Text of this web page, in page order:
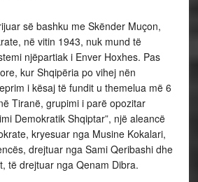
së bashku me Skënder Muçon,
në vitin 1943, nuk mund të
njëpartiak i Enver Hoxhes. Pas
kur Shqipëria po vihej nën
i kësaj të fundit u themelua më 6
Tiranë, grupimi i parë opozitar
Demokratik Shqiptar”, një aleancë
kryesuar nga Musine Kokalari,
drejtuar nga Sami Qeribashi dhe
të drejtuar nga Qenam Dibra.